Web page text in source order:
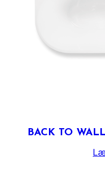
BACK TO